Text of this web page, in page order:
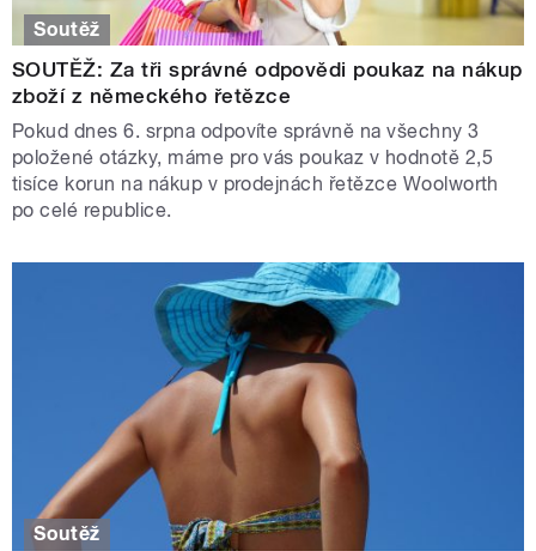
Soutěž
SOUTĚŽ: Za tři správné odpovědi poukaz na nákup
zboží z německého řetězce
Pokud dnes 6. srpna odpovíte správně na všechny 3
položené otázky, máme pro vás poukaz v hodnotě 2,5
tisíce korun na nákup v prodejnách řetězce Woolworth
po celé republice.
Soutěž